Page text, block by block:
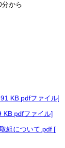
から
KB pdfファイル]
pdfファイル]
組について.pdf [